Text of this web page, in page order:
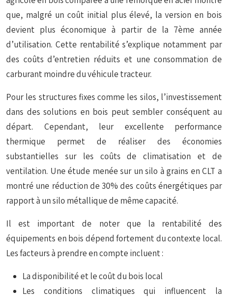
que, malgré un coût initial plus élevé, la version en bois
devient plus économique à partir de la 7ème année
d’utilisation. Cette rentabilité s’explique notamment par
des coûts d’entretien réduits et une consommation de
carburant moindre du véhicule tracteur.
Pour les structures fixes comme les silos, l’investissement
dans des solutions en bois peut sembler conséquent au
départ. Cependant, leur excellente performance
thermique permet de réaliser des économies
substantielles sur les coûts de climatisation et de
ventilation. Une étude menée sur un silo à grains en CLT a
montré une réduction de 30% des coûts énergétiques par
rapport à un silo métallique de même capacité.
Il est important de noter que la rentabilité des
équipements en bois dépend fortement du contexte local.
Les facteurs à prendre en compte incluent :
La disponibilité et le coût du bois local
Les conditions climatiques qui influencent la